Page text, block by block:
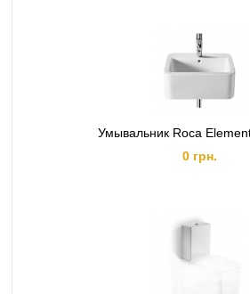
Умывальник Roca
0 грн.